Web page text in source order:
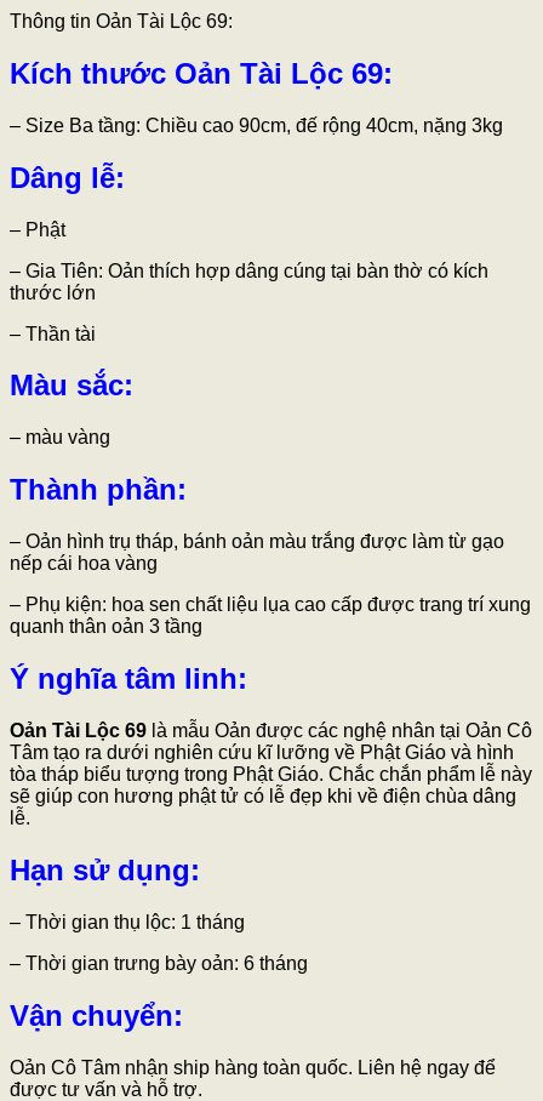
Thông tin Oản Tài Lộc 69:
Kích thước Oản Tài Lộc 69:
– Size Ba tầng: Chiều cao 90cm, đế rộng 40cm, nặng 3kg
Dâng lễ:
– Phật
– Gia Tiên: Oản thích hợp dâng cúng tại bàn thờ có kích
thước lớn
– Thần tài
Màu sắc:
– màu vàng
Thành phần:
– Oản hình trụ tháp, bánh oản màu trắng được làm từ gạo
nếp cái hoa vàng
– Phụ kiện: hoa sen chất liệu lụa cao cấp được trang trí xung
quanh thân oản 3 tầng
Ý nghĩa tâm linh:
Oản Tài Lộc 69 là mẫu Oản được các nghệ nhân tại Oản Cô
Tâm tạo ra dưới nghiên cứu kĩ lưỡng về Phật Giáo và hình
tòa tháp biểu tượng trong Phật Giáo. Chắc chắn phẩm lễ này
sẽ giúp con hương phật tử có lễ đẹp khi về điện chùa dâng
lễ.
Hạn sử dụng:
– Thời gian thụ lộc: 1 tháng
– Thời gian trưng bày oản: 6 tháng
Vận chuyển:
Oản Cô Tâm nhận ship hàng toàn quốc. Liên hệ ngay để
được tư vấn và hỗ trợ.